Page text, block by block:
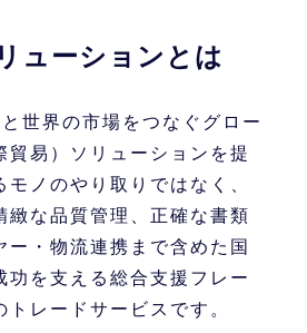
ューションとは
世界の市場をつなぐグロー
貿易）ソリューションを提
ノのやり取りではなく、
緻な品質管理、正確な書類
ー・物流連携まで含めた国
功を支える総合支援フレー
トレードサービスです。